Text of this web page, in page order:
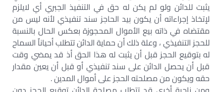
يثبت للدائن ولو لم يكن له حق في التنفيذ الجبري أي لايلزم
لإتخاذ إجراءاته أن يكون بيد الحاجز سند تنفيذي لأنه ليس من
مقتضاه في ذاته بيع الأموال المحجوزة بعكس الحال بالنسبة
للحجز التنفيذي ، وعلة ذلك أن حماية الدائن تتطلب أحياناٌ السماح
له بتوقيع الحجز قبل أن يثبت له هذا الحق أذ قد يمضي وقت
قبل أن يحصل الدائن على سند تنفيذي أو قبل أن يعين مقدار
حقه ويكون من مصلحته الحجز على أموال المدين .